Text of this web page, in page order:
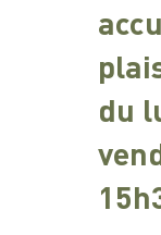
du